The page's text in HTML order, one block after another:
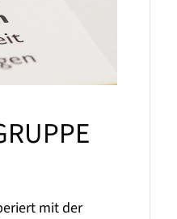
mit der